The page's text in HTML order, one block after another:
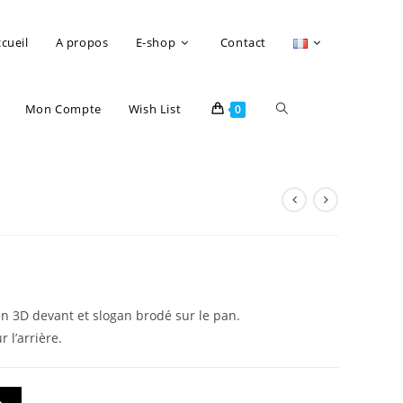
A propos E-shop Contact
Mon Compte Wish List 0
3D devant et slogan brodé sur le pan.
l’arrière.